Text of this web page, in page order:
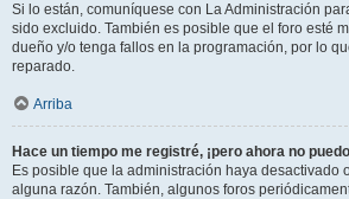
Si lo están, comuníquese con La Administración
sido excluido. También es posible que el foro esté
dueño y/o tenga fallos en la programación, por lo
reparado.
Arriba
Hace un tiempo me registré, ¡pero ahora no
Es posible que la administración haya desactivado
alguna razón. También, algunos foros